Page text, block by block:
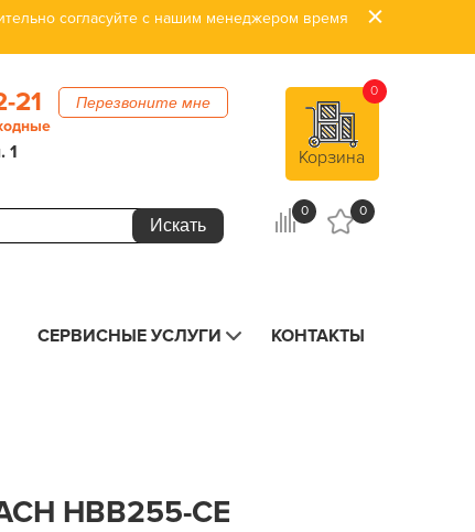
согласуйте с нашим менеджером время
21 Перезвоните мне
1
Корзина
0
0 0
СЕРВИСНЫЕ УСЛУГИ КОНТАКТЫ
HBB255-CE